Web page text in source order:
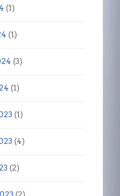
(1)
(1)
(3)
(1)
(1)
(4)
(2)